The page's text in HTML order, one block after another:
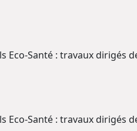
Santé : travaux dirigés
Santé : travaux dirigés